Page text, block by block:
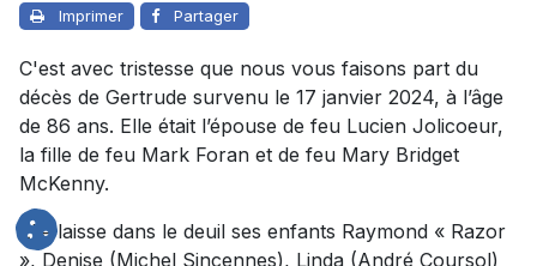
Imprimer Partager
C'est avec tristesse que nous vous faisons part du
décès de Gertrude survenu le 17 janvier 2024, à l’âge
de 86 ans. Elle était l’épouse de feu Lucien Jolicoeur,
la fille de feu Mark Foran et de feu Mary Bridget
McKenny.
Elle laisse dans le deuil ses enfants Raymond « Razor
», Denise (Michel Sincennes), Linda (André Coursol)